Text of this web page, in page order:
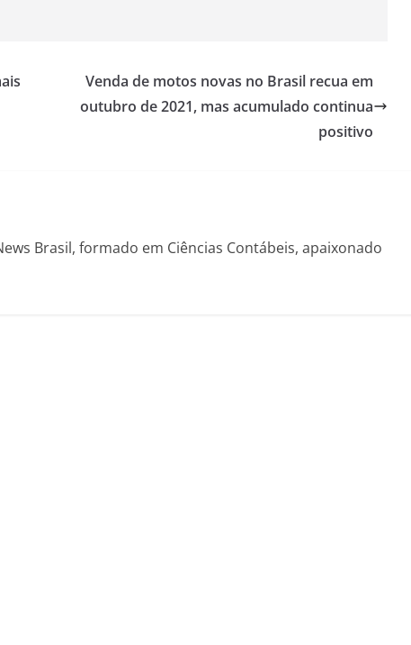
Venda de motos novas no Brasil recua em
outubro de 2021, mas acumulado continua
positivo
Brasil, formado em Ciências Contábeis, apaixonado